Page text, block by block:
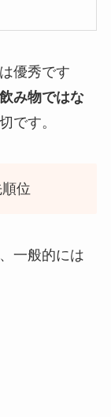
優秀です
み物ではな
です。
位
一般的には